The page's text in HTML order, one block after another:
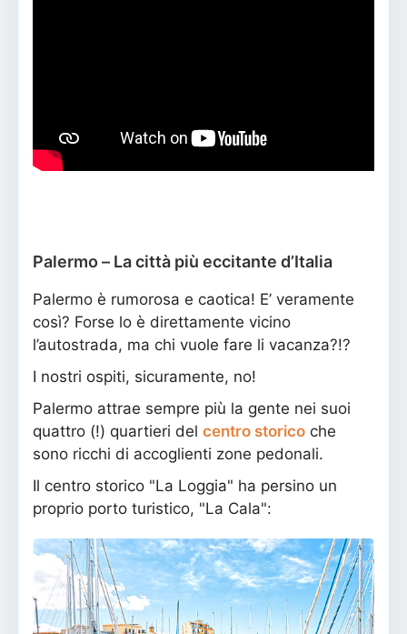
Palermo – La città più eccitante d’Italia
Palermo è rumorosa e caotica! E’ veramente
così? Forse lo è direttamente vicino
l’autostrada, ma chi vuole fare li vacanza?!?
I nostri ospiti, sicuramente, no!
Palermo attrae sempre più la gente nei suoi
quattro (!) quartieri del centro storico che
sono ricchi di accoglienti zone pedonali.
Il centro storico "La Loggia" ha persino un
proprio porto turistico, "La Cala":